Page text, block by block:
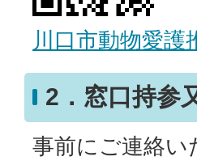
川口市動物愛護
2．窓口持参
事前にご連絡い